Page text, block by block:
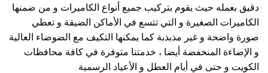
دقيق بعمله حيث يقوم بتركيب جميع أنواع الكاميرات و من ضمنها
الكاميرات الصغيرة و التي تتسع في الأماكن الضيقة و تعطي
صورة واضحة و غير مذبذبة كما يمكنها التكيف مع الضوضاء العالية
و الإضاءة المنخفضة أيضا ، خدمتنا متوفرة في كافة محافظات
الكويت و حتى في أيام العطل و الأعياد الرسمية .